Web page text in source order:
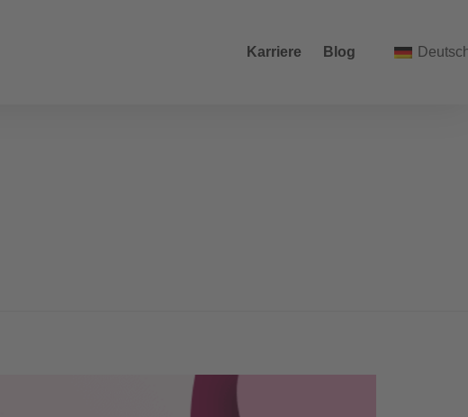
Karriere Blog